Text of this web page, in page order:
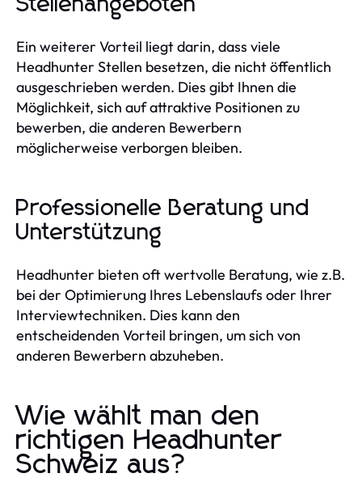
Stellenangeboten
Ein weiterer Vorteil liegt darin, dass viele
Headhunter Stellen besetzen, die nicht öffentlich
ausgeschrieben werden. Dies gibt Ihnen die
Möglichkeit, sich auf attraktive Positionen zu
bewerben, die anderen Bewerbern
möglicherweise verborgen bleiben.
Professionelle Beratung und
Unterstützung
Headhunter bieten oft wertvolle Beratung, wie z.B.
bei der Optimierung Ihres Lebenslaufs oder Ihrer
Interviewtechniken. Dies kann den
entscheidenden Vorteil bringen, um sich von
anderen Bewerbern abzuheben.
Wie wählt man den
richtigen Headhunter
Schweiz aus?